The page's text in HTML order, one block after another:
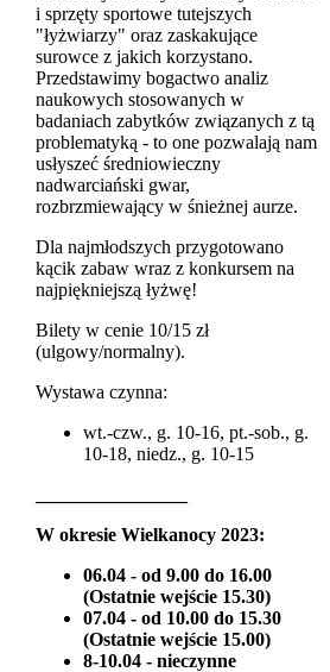
i sprzęty sportowe tutejszych
"łyżwiarzy" oraz zaskakujące
surowce z jakich korzystano.
Przedstawimy bogactwo analiz
naukowych stosowanych w
badaniach zabytków związanych z tą
problematyką - to one pozwalają nam
usłyszeć średniowieczny
nadwarciański gwar,
rozbrzmiewający w śnieżnej aurze.
Dla najmłodszych przygotowano
kącik zabaw wraz z konkursem na
najpiękniejszą łyżwę!
Bilety w cenie 10/15 zł
(ulgowy/normalny).
Wystawa czynna:
wt.-czw., g. 10-16, pt.-sob., g.
10-18, niedz., g. 10-15
W okresie Wielkanocy 2023:
06.04 - od 9.00 do 16.00
(Ostatnie wejście 15.30)
07.04 - od 10.00 do 15.30
(Ostatnie wejście 15.00)
8-10.04 - nieczynne